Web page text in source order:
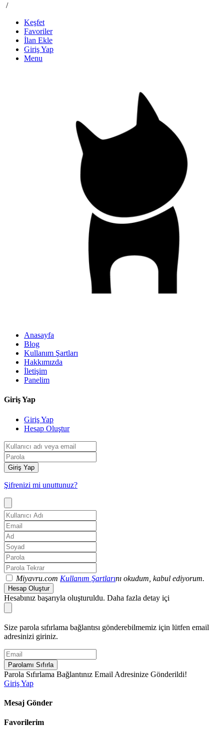
/
Keşfet
Favoriler
İlan Ekle
Giriş Yap
Menu
Anasayfa
Blog
Kullanım Şartları
Hakkımızda
İletişim
Panelim
Giriş Yap
Giriş Yap
Hesap Oluştur
Giriş Yap
Şifrenizi mi unuttunuz?
Miyavru.com Kullanım Şartlarını okudum, kabul ediyorum.
Hesap Oluştur
Hesabınız başarıyla oluşturuldu. Daha fazla detay içi
Size parola sıfırlama bağlantısı gönderebilmemiz için lütfen email
adresinizi giriniz.
Parolamı Sıfırla
Parola Sıfırlama Bağlantınız Email Adresinize Gönderildi!
Giriş Yap
Mesaj Gönder
Favorilerim